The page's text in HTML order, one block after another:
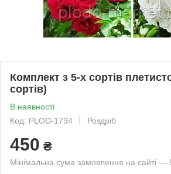
Комплект з 5-х сортів
сортів)
В наявності
Код: PLOD-1794
Роздріб
450 ₴
Мінімальна сума замовлення на сайті —